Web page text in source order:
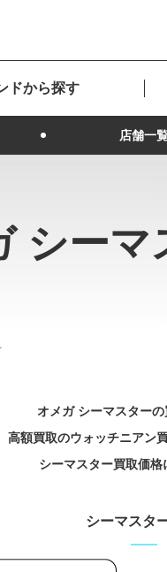
ドから探す
店舗一
シーマ
オメガ シーマスター
高額買取のウォッチニアン
シーマスター買取価格
シーマスタ